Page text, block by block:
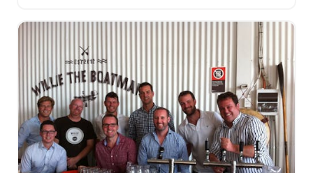
裡，那里和回來。 非常適合平日冒險！ …